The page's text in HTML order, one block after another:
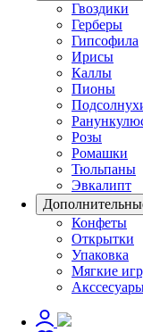
Гвоздики
Герберы
Гипсофила
Ирисы
Каллы
Пионы
Розы
Ромашки
Тюльпаны
Эвкалипт
Конфеты
Открытки
Упаковка
Мягкие